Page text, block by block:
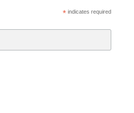
*indicates required